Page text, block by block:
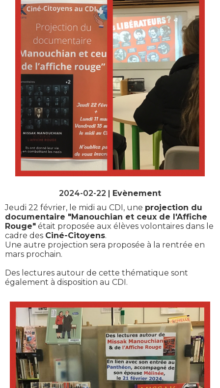
2024-02-22 | Evènement
Jeudi 22 février, le midi au CDI, une projection du
documentaire "Manouchian et ceux de l'Affiche
Rouge" était proposée aux élèves volontaires dans le
cadre des Ciné-Citoyens.
Une autre projection sera proposée à la rentrée en
mars prochain.
Des lectures autour de cette thématique sont
également à disposition au CDI.